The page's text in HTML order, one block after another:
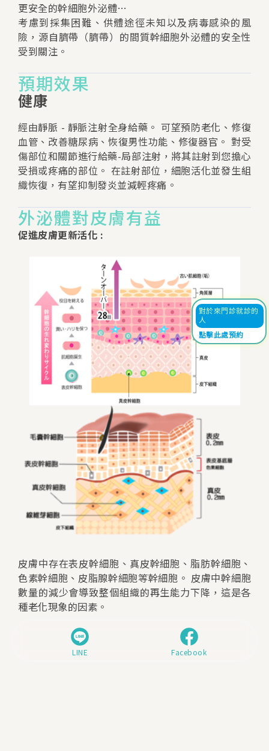
更安全的幹細胞外泌體…
考慮到採集困難、供體途徑未知以及病毒感染的風
險，源自臍帶（臍帶）的間質幹細胞外泌體的安全性
受到關注。
預期效果
健康
經由靜脈 - 靜脈注射全身給藥。 可望預防老化、修復
血管、改善糖尿病、恢復男性功能、修復器官。 對受
傷部位和關節進行給藥-局部注射，將其註射到您擔心
受損或疼痛的部位。 在註射部位，細胞活化並發生組
織恢復，有望抑制發炎並減輕疼痛。
外泌體對皮膚有益
促進皮膚更新活化 :
皮膚中存在表皮幹細胞、真皮幹細胞、脂肪幹細胞、
色素幹細胞、皮脂腺幹細胞等幹細胞。 皮膚中幹細胞
數量的減少會導致整個組織的再生能力下降，這是各
種老化現象的因素。
對於來門診就診的
人
點擊此處預約
LINE Facebook